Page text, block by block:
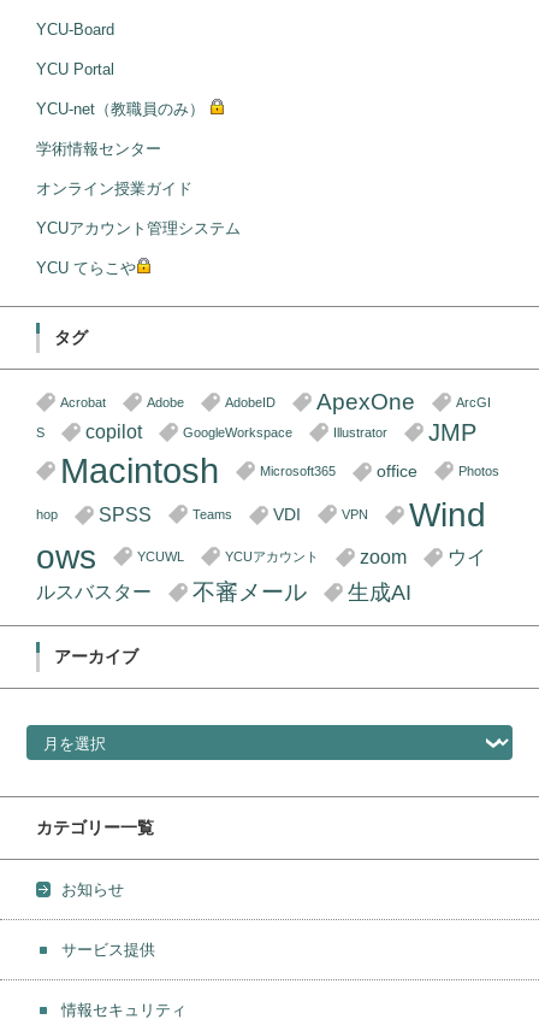
YCU-Board
YCU Portal
YCU-net（教職員のみ）
学術情報センター
オンライン授業ガイド
YCUアカウント管理システム
YCU てらこや
タグ
Acrobat Adobe AdobeID ApexOne ArcGI
S copilot GoogleWorkspace Illustrator JMP
Macintosh Microsoft365 office Photos
hop SPSS Teams VDI VPN
Wind
ows
YCUWL YCUアカウント zoom
ウイ
ルスバスター
不審メール 生成AI
アーカイブ
カテゴリー一覧
お知らせ
サービス提供
情報セキュリティ